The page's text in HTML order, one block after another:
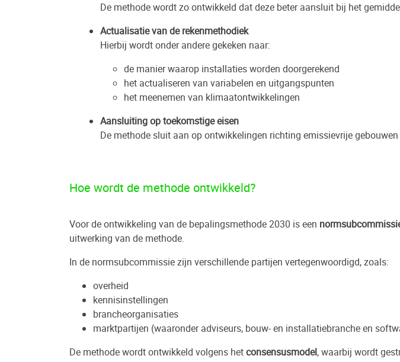
De methode wordt zo ontwikkeld dat deze beter aansluit bij het
Actualisatie van de rekenmethodiek
Hierbij wordt onder andere gekeken naar:
de manier waarop installaties worden doorgerekend
het actualiseren van variabelen en uitgangspunten
het meenemen van klimaatontwikkelingen
Aansluiting op toekomstige eisen
De methode sluit aan op ontwikkelingen richting emissievrije
Hoe wordt de methode ontwikkeld?
Voor de ontwikkeling van de bepalingsmethode 2030 is een
uitwerking van de methode.
In de normsubcommissie zijn verschillende partijen vertegenwoordigd, zoals:
overheid
kennisinstellingen
brancheorganisaties
marktpartijen (waaronder adviseurs, bouw- en installatiebranche en
De methode wordt ontwikkeld volgens hetconsensusmodel, waarbij wordt